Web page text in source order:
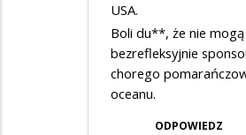
USA.
Boli du**, że nie
bezrefleksyjnie
chorego
oceanu.
ODPOWIEDZ